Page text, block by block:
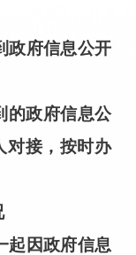
政府信息公开
的政府信息公
对接，按时办
起因政府信息